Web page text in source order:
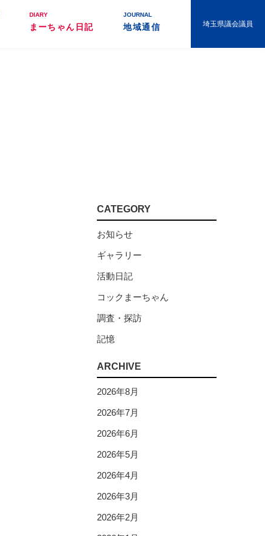
DIARY
まーちゃん日記
JOURNAL
地域通信 埼玉県議会議員
CATEGORY
お知らせ
ギャラリー
活動日記
コックまーちゃん
調査・探訪
記憶
ARCHIVE
2026年8月
2026年7月
2026年6月
2026年5月
2026年4月
2026年3月
2026年2月